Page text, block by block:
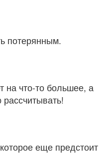
потерянным.
на что-то большее, а
еще предстоит